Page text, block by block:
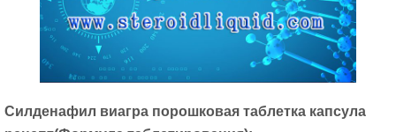
Силденафил виагра порошковая таблетка капсула